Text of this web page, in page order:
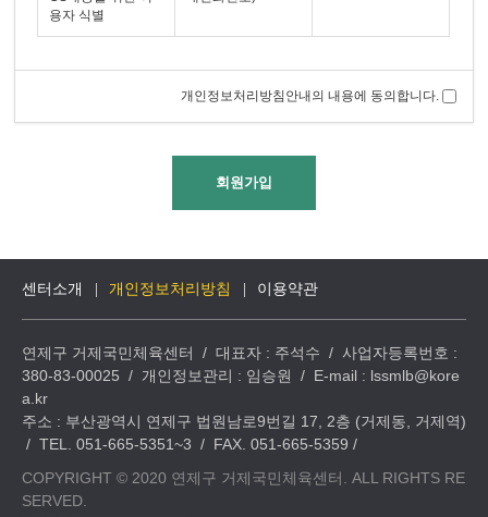
용자 식별
개인정보처리방침안내의 내용에 동의합니다.
센터소개 개인정보처리방침 이용약관
연제구 거제국민체육센터 / 대표자 : 주석수 / 사업자등록번호 :
380-83-00025 / 개인정보관리 : 임승원 / E-mail : lssmlb@kore
a.kr
주소 : 부산광역시 연제구 법원남로9번길 17, 2층 (거제동, 거제역)
/ TEL. 051-665-5351~3 / FAX. 051-665-5359 /
COPYRIGHT © 2020 연제구 거제국민체육센터. ALL RIGHTS RE
SERVED.